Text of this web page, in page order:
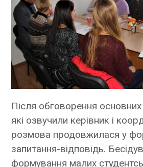
Після обговорення основних
які озвучили керівник і
розмова продовжилася у
запитання-відповідь.
формування малих